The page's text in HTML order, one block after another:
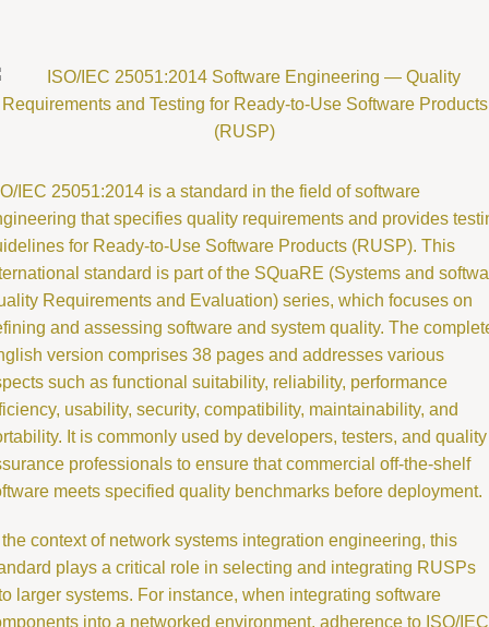
IEC 25051:2014 is a standard in the field of software
that specifies quality requirements and provides
for Ready-to-Use Software Products (RUSP). This
standard is part of the SQuaRE (Systems and
Requirements and Evaluation) series, which focuses on
and assessing software and system quality. The
version comprises 38 pages and addresses various
such as functional suitability, reliability, performance
usability, security, compatibility, maintainability, and
It is commonly used by developers, testers, and quality
professionals to ensure that commercial off-the-shelf
meets specified quality benchmarks before deployment.
context of network systems integration engineering, this
plays a critical role in selecting and integrating RUSPs
larger systems. For instance, when integrating software
into a networked environment, adherence to ISO/IEC